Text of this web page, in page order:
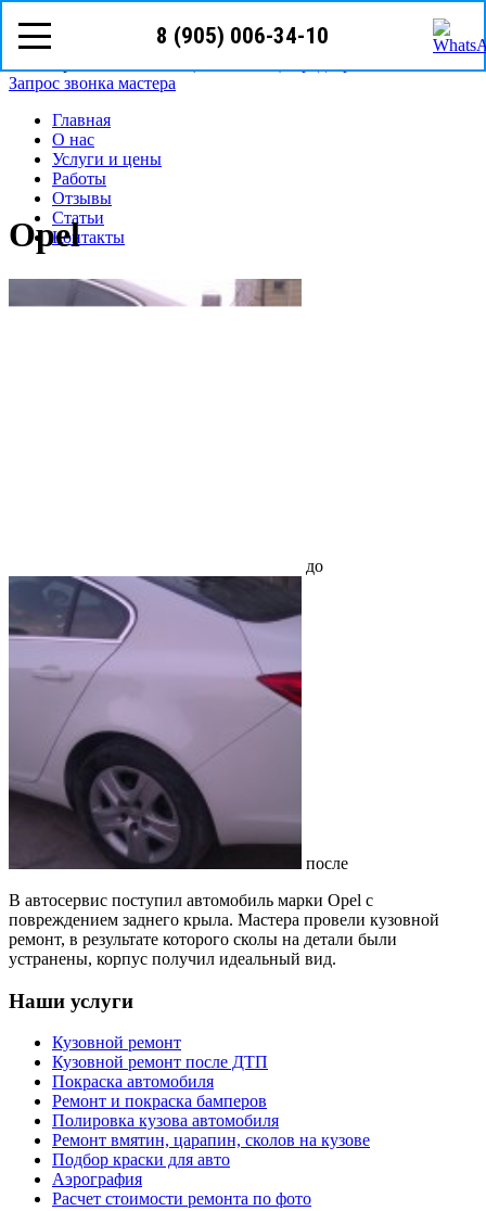
8 (905) 006-34-10
8 (905)
г. Уфа ул. Владивостокская, д.1
Запрос звонка мастера
Главная
О нас
Услуги и цены
Работы
Отзывы
Статьи
Контакты
Opel
до
после
В автосервис поступил автомобиль марки Opel с
повреждением заднего крыла. Мастера провели кузовной
ремонт, в результате которого сколы на детали были
устранены, корпус получил идеальный вид.
Наши услуги
Кузовной ремонт
Кузовной ремонт после ДТП
Покраска автомобиля
Ремонт и покраска бамперов
Полировка кузова автомобиля
Ремонт вмятин, царапин, сколов на кузове
Подбор краски для авто
Аэрография
Расчет стоимости ремонта по фото